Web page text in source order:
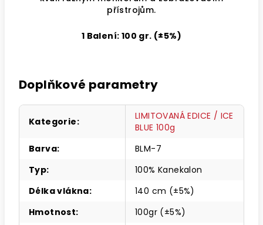
přístrojům.
1 Balení: 100 gr. (±5%)
Doplňkové parametry
Kategorie:
LIMITOVANÁ EDICE / ICE
BLUE 100g
Barva:
BLM-7
Typ:
100% Kanekalon
Délka vlákna:
140 cm (±5%)
Hmotnost:
100gr (±5%)